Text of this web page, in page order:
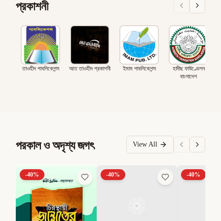
প্রকাশনী
তাওহীদ পাবলিকেশন্স আত তাওহীদ প্রকাশনী ইমাম পাবলিকেশন্স
হাদীছ ফাউণ্ডেশন
বাংলাদেশ
পরকাল ও অদৃশ্য জগৎ View All
-40% -40% -40%